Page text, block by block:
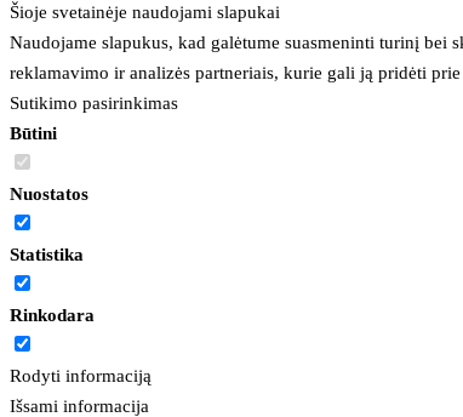
Šioje svetainėje naudojami slapukai
Naudojame slapukus, kad galėtume suasmeninti turinį bei
reklamavimo ir analizės partneriais, kurie gali ją pridėti
Sutikimo pasirinkimas
Būtini
Nuostatos
Statistika
Rinkodara
Rodyti informaciją
Išsami informacija